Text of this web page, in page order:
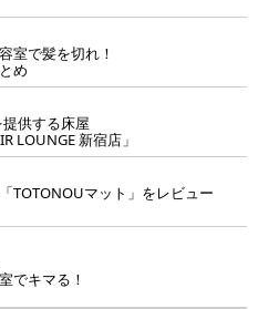
室で髪を切れ！
め
提供する床屋
LOUNGE 新宿店」
TOTONOUマット」をレビュー
でキマる！